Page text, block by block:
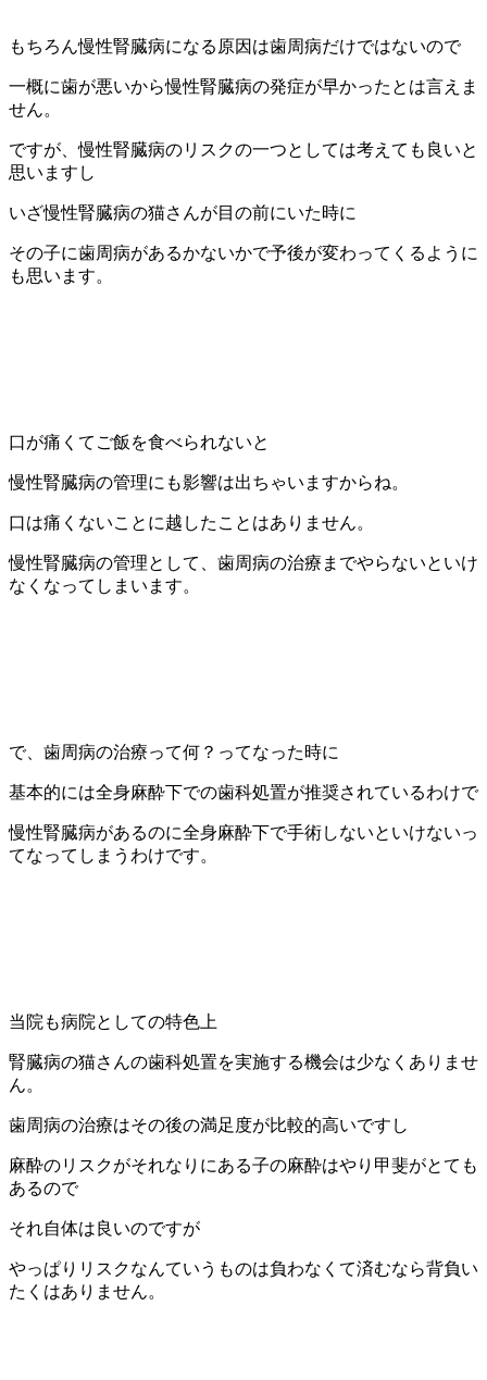
もちろん慢性腎臓病になる原因は歯周病だけではないので
一概に歯が悪いから慢性腎臓病の発症が早かったとは言えま
せん。
ですが、慢性腎臓病のリスクの一つとしては考えても良いと
思いますし
いざ慢性腎臓病の猫さんが目の前にいた時に
その子に歯周病があるかないかで予後が変わってくるように
も思います。
口が痛くてご飯を食べられないと
慢性腎臓病の管理にも影響は出ちゃいますからね。
口は痛くないことに越したことはありません。
慢性腎臓病の管理として、歯周病の治療までやらないといけ
なくなってしまいます。
で、歯周病の治療って何？ってなった時に
基本的には全身麻酔下での歯科処置が推奨されているわけで
慢性腎臓病があるのに全身麻酔下で手術しないといけないっ
てなってしまうわけです。
当院も病院としての特色上
腎臓病の猫さんの歯科処置を実施する機会は少なくありませ
ん。
歯周病の治療はその後の満足度が比較的高いですし
麻酔のリスクがそれなりにある子の麻酔はやり甲斐がとても
あるので
それ自体は良いのですが
やっぱりリスクなんていうものは負わなくて済むなら背負い
たくはありません。